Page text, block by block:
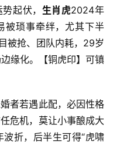
起伏， 生肖虎2024年
被琐事牵绊，尤其下半
被抢、团队内耗，29岁
缘化。【铜虎印】可镇
者若遇此配，必因性格
危机，莫让小事酿成大
折，后半生可得“虎啸